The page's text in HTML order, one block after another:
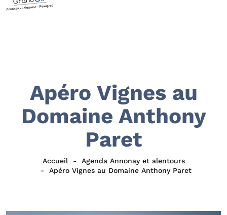
Apéro Vignes au
Domaine Anthony
Paret
Accueil
Agenda Annonay et alentours
Apéro Vignes au Domaine Anthony Paret